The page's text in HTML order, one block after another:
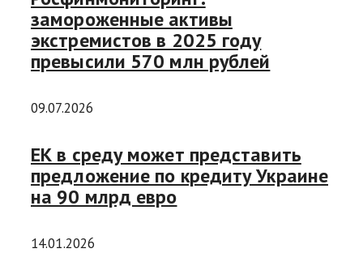
замороженные активы
экстремистов в 2025 году
превысили 570 млн рублей
09.07.2026
ЕК в среду может представить
предложение по кредиту Украине
на 90 млрд евро
14.01.2026